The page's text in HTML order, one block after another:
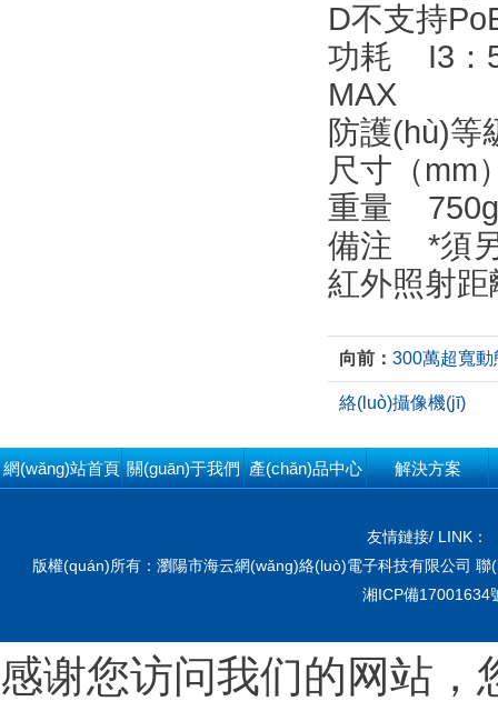
D不支持
功耗 I3：
MAX
防護(hù)
尺寸（
重量 750g
備注 *須
紅外照射距
向前： 300萬超寬
絡(luò)攝像機(jī)
網(wǎng)站首頁 關(guān)于我們 產(chǎn)品中心 解決方案
友情鏈接/ LINK：
版權(quán)所有：瀏陽市海云網(wǎng)絡(luò)電子科技有限公司
湘ICP備17001634
感谢您访问我们的网站，